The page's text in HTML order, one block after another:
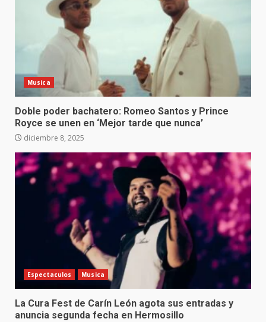
Musica
Doble poder bachatero: Romeo Santos y Prince
Royce se unen en ‘Mejor tarde que nunca’
diciembre 8, 2025
Espectaculos Musica
La Cura Fest de Carín León agota sus entradas y
anuncia segunda fecha en Hermosillo